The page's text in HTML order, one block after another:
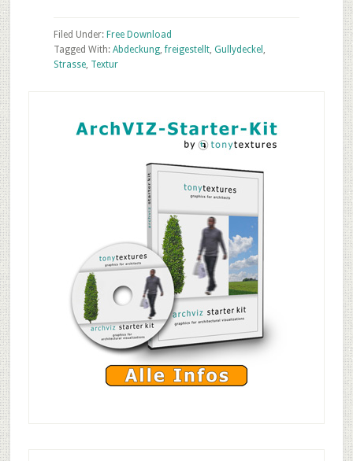
Texturen
Gullydeckel,
anderer
Straßenelemente
Filed Under: Free Download
Tagged With: Abdeckung,freigestellt, Gullydeckel
Strasse, Textur
Sidebar